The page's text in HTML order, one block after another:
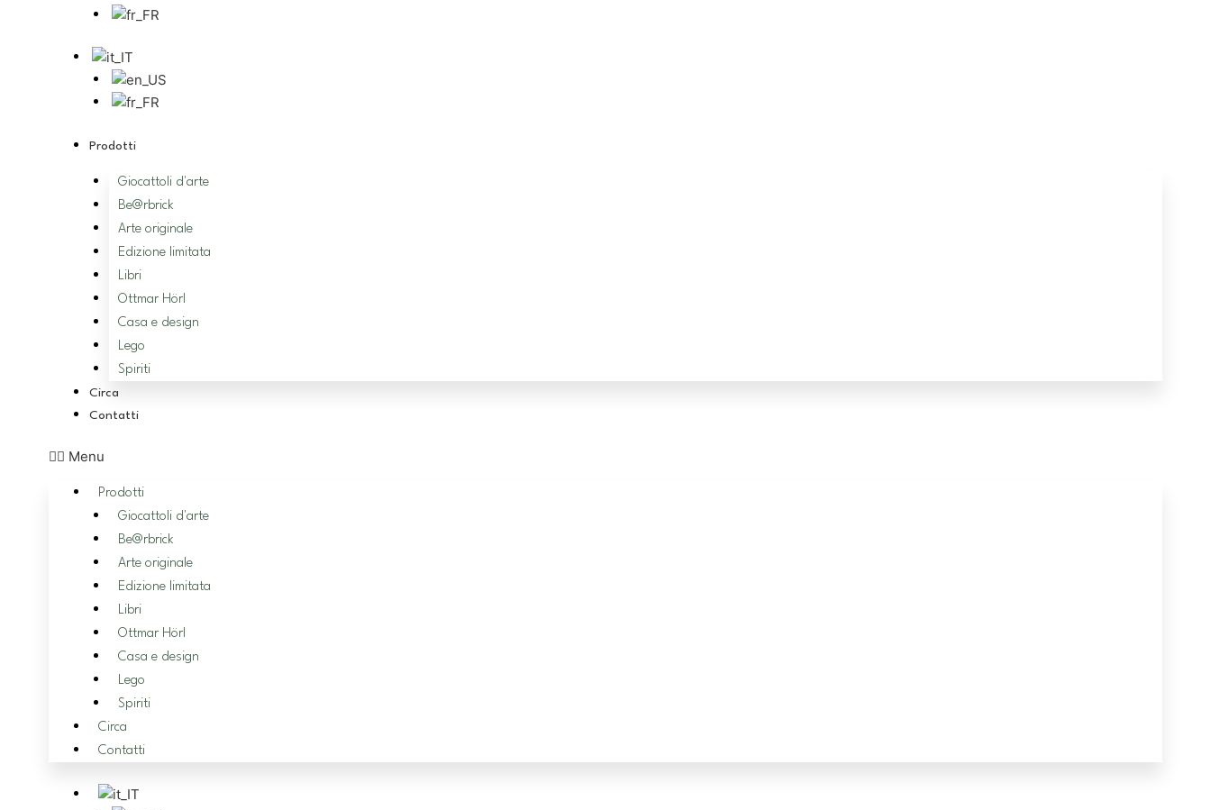
Prodotti
Giocattoli d'arte
Be@rbrick
Arte originale
Edizione limitata
Libri
Ottmar Hörl
Casa e design
Lego
Spiriti
Circa
Contatti
Menu
Prodotti
Giocattoli d'arte
Be@rbrick
Arte originale
Edizione limitata
Libri
Ottmar Hörl
Casa e design
Lego
Spiriti
Circa
Contatti